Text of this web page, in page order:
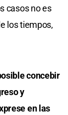
casos no es
los tiempos,
concebir
y
en las